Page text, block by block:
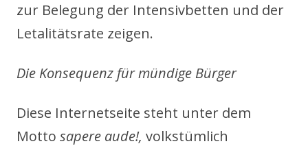
zur Belegung der Intensivbetten und der
Letalitätsrate zeigen.
Die Konsequenz für mündige Bürger
Diese Internetseite steht unter dem
Motto sapere aude!, volkstümlich